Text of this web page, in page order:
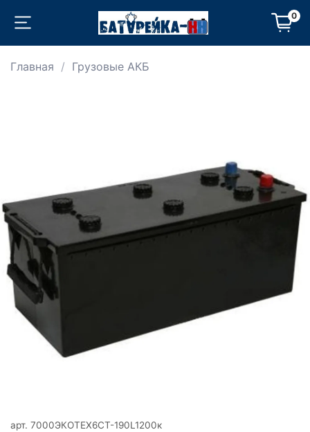
0
Главная Грузовые АКБ
арт. 7000ЭКОТЕХ6CT-190L1200к